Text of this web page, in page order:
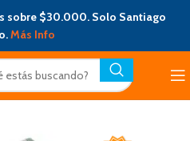
sobre $30.000. Solo Santiago
Más Info